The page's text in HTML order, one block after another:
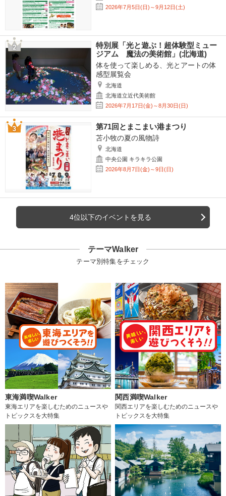
2026年7月5日(日)～9月12日(土)
特別展「光と遊ぶ！超体験型ミュー
ジアム 魔法の美術館」(北海道)
体を使って楽しめる、光とアートの体
感型展覧会
北海道
北海道立近代美術館
2026年7月17日(金)～8月30日(日)
第71回とまこまい港まつり
苫小牧の夏の風物詩
北海道
中央公園 キラキラ公園
2026年8月7日(金)～9日(日)
4位以下のイベントを見る
テーマWalker
テーマ別特集をチェック
東海満喫Walker
東海エリアを楽しむためのニュースや
トピックスを大特集
関西満喫Walker
関西エリアを楽しむためのニュースや
トピックスを大特集